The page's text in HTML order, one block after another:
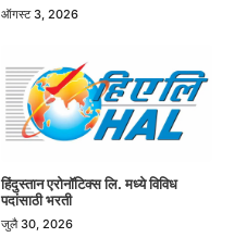
ऑगस्ट 3, 2026
हिंदुस्तान एरोनॉटिक्स लि. मध्ये विविध
पदांसाठी भरती
जुलै 30, 2026